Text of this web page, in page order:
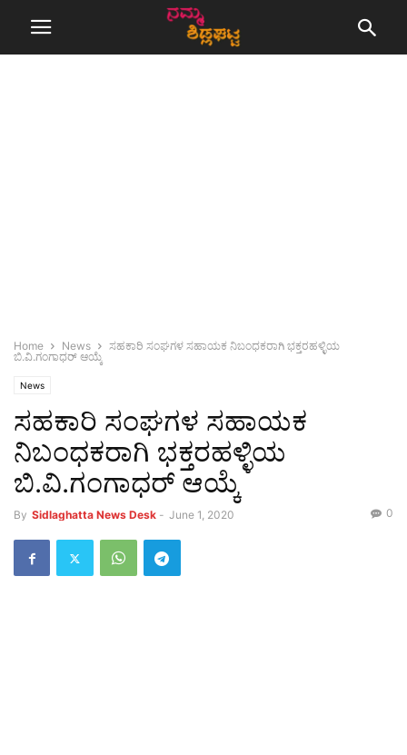
Home News
ಸಹಕಾರಿ ಸಂಘಗಳ ಸಹಾಯಕ ನಿಬಂಧಕರಾಗಿ ಭಕ್ತರಹಳ್ಳಿಯ
ಬಿ.ವಿ.ಗಂಗಾಧರ್ ಆಯ್ಕೆ
News
ಸಹಕಾರಿ ಸಂಘಗಳ ಸಹಾಯಕ
ನಿಬಂಧಕರಾಗಿ ಭಕ್ತರಹಳ್ಳಿಯ
ಬಿ.ವಿ.ಗಂಗಾಧರ್ ಆಯ್ಕೆ
By Sidlaghatta News Desk - June 1, 2020 0